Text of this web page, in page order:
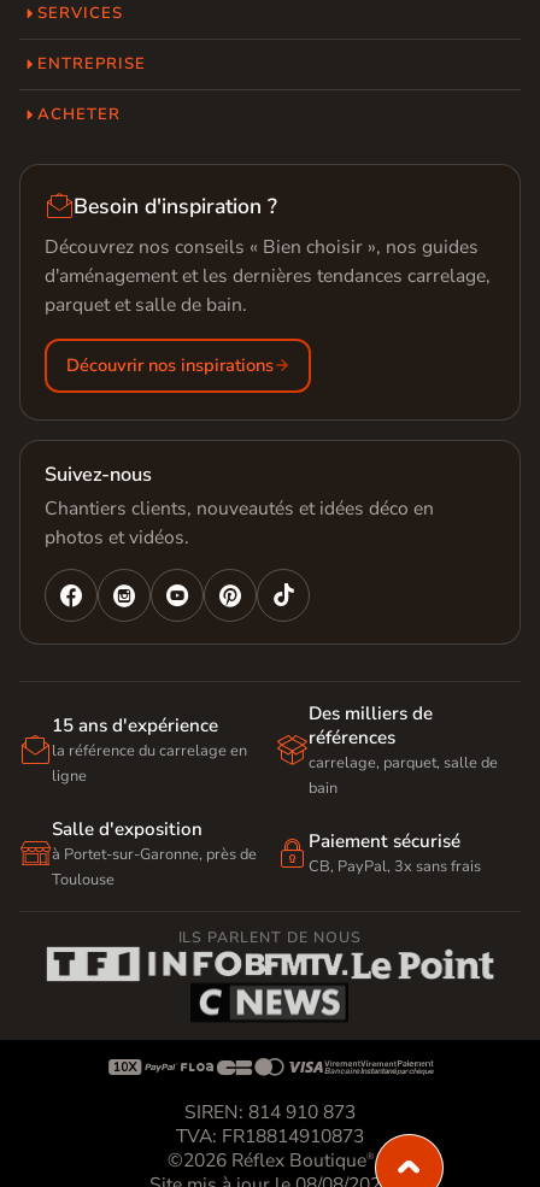
SERVICES
ENTREPRISE
ACHETER
Besoin d'inspiration ?
Découvrez nos conseils « Bien choisir », nos guides
d'aménagement et les dernières tendances carrelage,
parquet et salle de bain.
Découvrir nos inspirations
Suivez-nous
Chantiers clients, nouveautés et idées déco en
photos et vidéos.
   

15 ans d'expérience
la référence du carrelage en
ligne

Des milliers de
références
carrelage, parquet, salle de
bain

Salle d'exposition
à Portet-sur-Garonne, près de
Toulouse
 Paiement sécurisé
CB, PayPal, 3x sans frais
ILS PARLENT DE NOUS

SIREN: 814 910 873
TVA: FR18814910873
©2026 Réflex Boutique®